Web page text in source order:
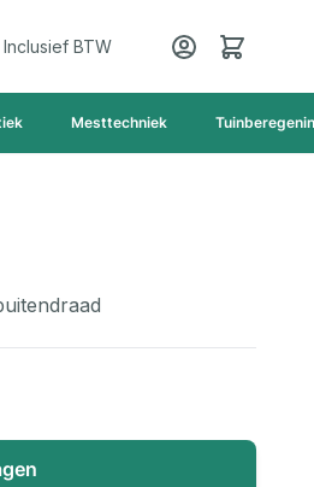
Inclusief BTW Cart
Mesttechniek